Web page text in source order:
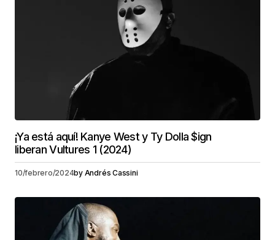
¡Ya está aquí! Kanye West y Ty Dolla $ign
liberan Vultures 1 (2024)
10/febrero/2024by Andrés Cassini